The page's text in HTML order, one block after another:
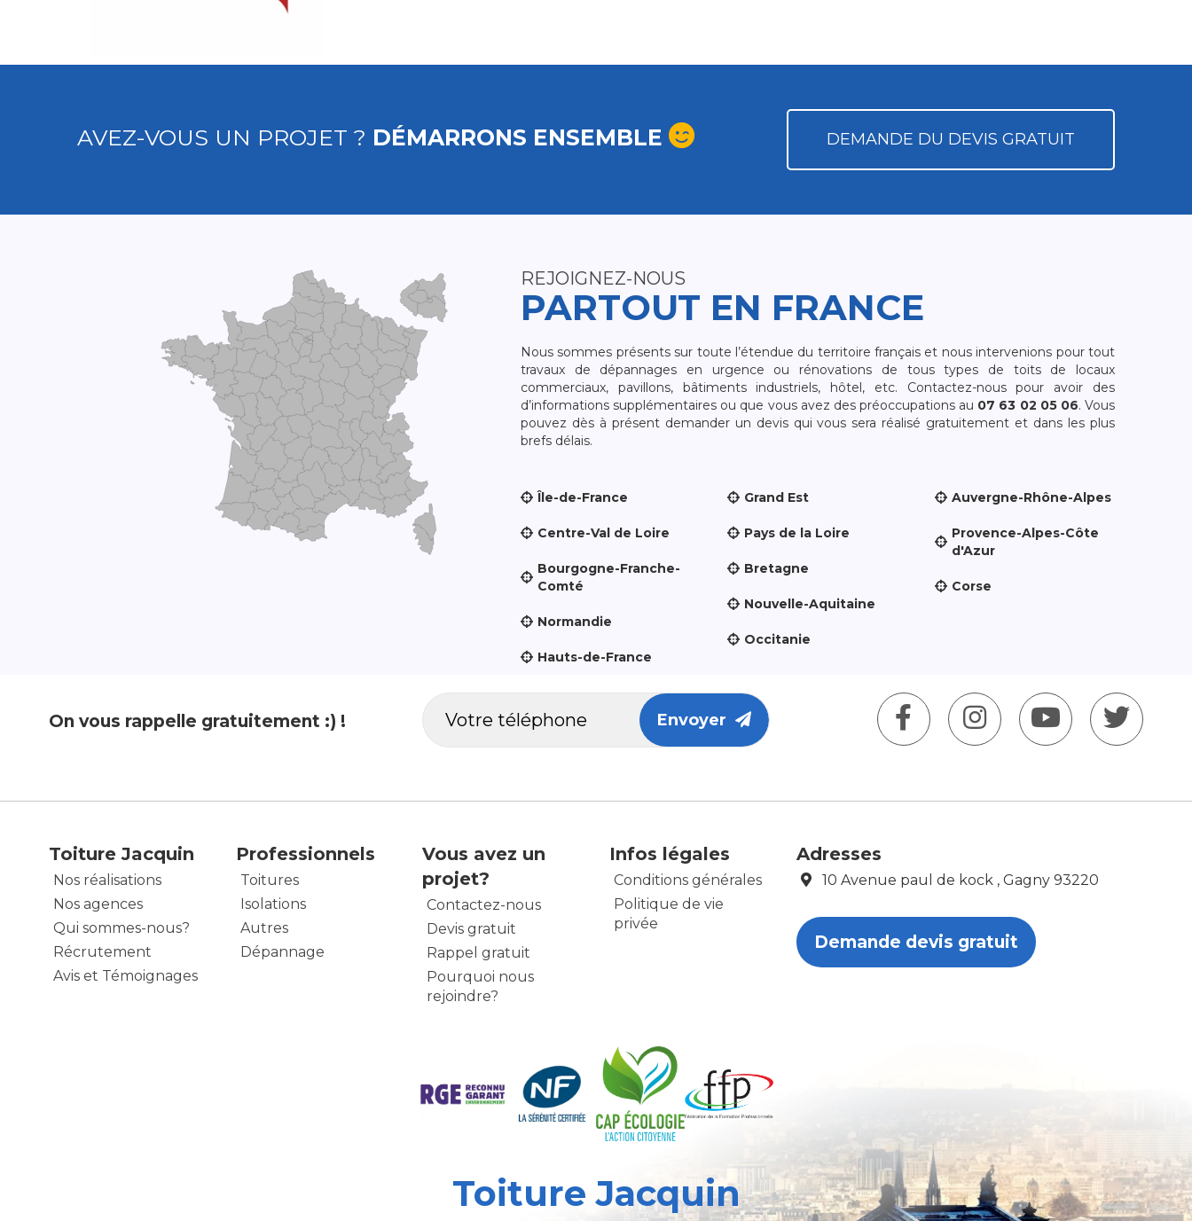
AVEZ-VOUS UN PROJET ? DÉMARRONS ENSEMBLE DEMANDE DU DEVIS GRATUIT
REJOIGNEZ-NOUS
PARTOUT EN FRANCE
Nous sommes présents sur toute l’étendue du territoire français et nous intervenions pour tout
travaux de dépannages en urgence ou rénovations de tous types de toits de locaux
commerciaux, pavillons, bâtiments industriels, hôtel, etc. Contactez-nous pour avoir des
d’informations supplémentaires ou que vous avez des préoccupations au 07 63 02 05 06. Vous
pouvez dès à présent demander un devis qui vous sera réalisé gratuitement et dans les plus
brefs délais.
Île-de-France
Centre-Val de Loire
Bourgogne-Franche-
Comté
Normandie
Hauts-de-France
Grand Est
Pays de la Loire
Bretagne
Nouvelle-Aquitaine
Occitanie
Auvergne-Rhône-Alpes
Provence-Alpes-Côte
d'Azur
Corse
On vous rappelle gratuitement :) ! Envoyer
Toiture Jacquin
Nos réalisations
Nos agences
Qui sommes-nous?
Récrutement
Avis et Témoignages
Professionnels
Toitures
Isolations
Autres
Dépannage
Vous avez un
projet?
Contactez-nous
Devis gratuit
Rappel gratuit
Pourquoi nous
rejoindre?
Infos légales
Conditions générales
Politique de vie
privée
Adresses
10 Avenue paul de kock , Gagny 93220
Demande devis gratuit
Toiture Jacquin